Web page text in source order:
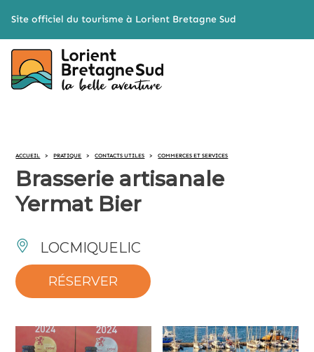
Site officiel du tourisme à Lorient Bretagne Sud
ACCUEIL > PRATIQUE > CONTACTS UTILES > COMMERCES ET SERVICES
Brasserie artisanale
Yermat Bier
LOCMIQUELIC
RÉSERVER